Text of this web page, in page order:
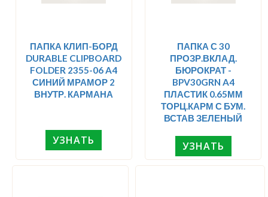
ПАПКА КЛИП-БОРД
DURABLE CLIPBOARD
FOLDER 2355-06 A4
СИНИЙ МРАМОР 2
ВНУТР. КАРМАНА
УЗНАТЬ
ПАПКА С 30
ПРОЗР.ВКЛАД.
БЮРОКРАТ -
BPV30GRN A4
ПЛАСТИК 0.65ММ
ТОРЦ.КАРМ С БУМ.
ВСТАВ ЗЕЛЕНЫЙ
УЗНАТЬ